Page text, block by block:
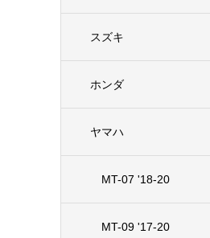
スズキ
ホンダ
ヤマハ
MT-07 '18-20
MT-09 '17-20